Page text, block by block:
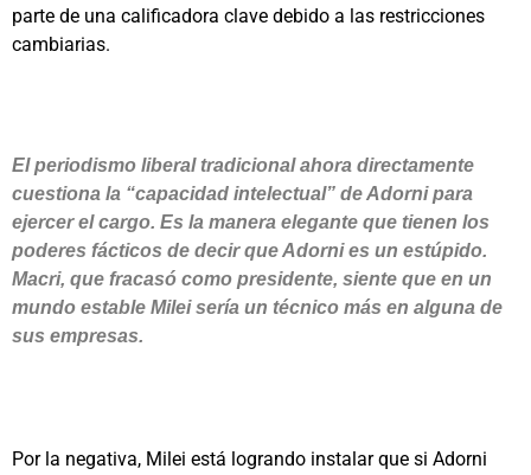
parte de una calificadora clave debido a las restricciones
cambiarias.
El periodismo liberal tradicional ahora directamente
cuestiona la “capacidad intelectual” de Adorni para
ejercer el cargo. Es la manera elegante que tienen los
poderes fácticos de decir que Adorni es un estúpido.
Macri, que fracasó como presidente, siente que en un
mundo estable Milei sería un técnico más en alguna de
sus empresas.
Por la negativa, Milei está logrando instalar que si Adorni